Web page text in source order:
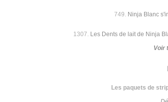
749. Ninja Blanc
1307. Les Dents de lait de Ninja
Voir
Les paquets de